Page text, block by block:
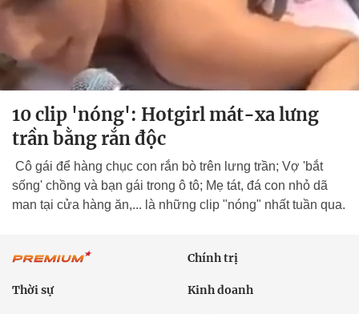
10 clip 'nóng': Hotgirl mát-xa lưng
trần bằng rắn độc
Cô gái để hàng chục con rắn bò trên lưng trần; Vợ 'bắt
sống' chồng và bạn gái trong ô tô; Mẹ tát, đá con nhỏ dã
man tại cửa hàng ăn,... là những clip "nóng" nhất tuần qua.
Chính trị
Thời sự Kinh doanh